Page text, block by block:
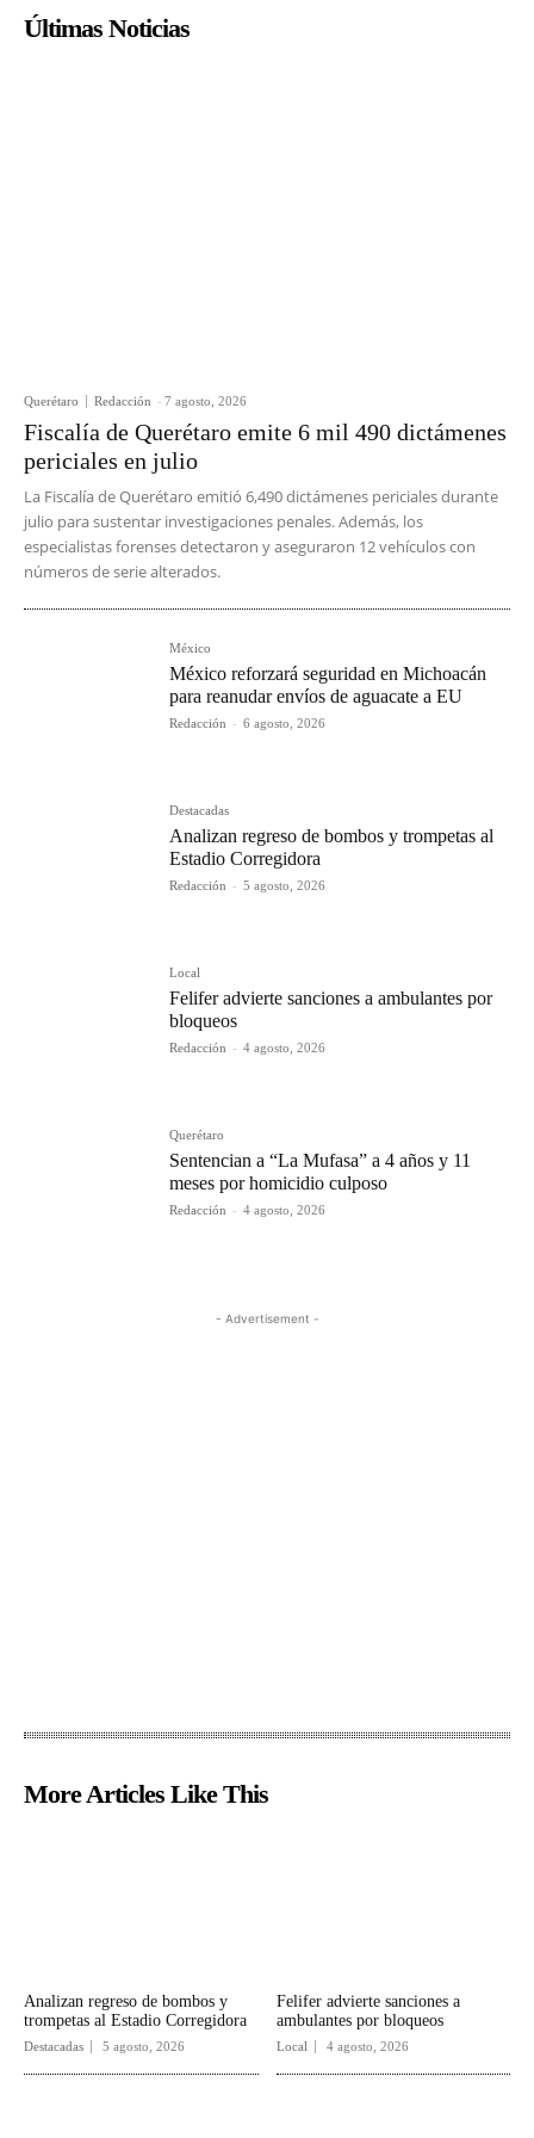
Últimas Noticias
Querétaro Redacción - 7 agosto, 2026
Fiscalía de Querétaro emite 6 mil 490 dictámenes
periciales en julio
La Fiscalía de Querétaro emitió 6,490 dictámenes periciales durante
julio para sustentar investigaciones penales. Además, los
especialistas forenses detectaron y aseguraron 12 vehículos con
números de serie alterados.
México
México reforzará seguridad en Michoacán
para reanudar envíos de aguacate a EU
Redacción - 6 agosto, 2026
Destacadas
Analizan regreso de bombos y trompetas al
Estadio Corregidora
Redacción - 5 agosto, 2026
Local
Felifer advierte sanciones a ambulantes por
bloqueos
Redacción - 4 agosto, 2026
Querétaro
Sentencian a “La Mufasa” a 4 años y 11
meses por homicidio culposo
Redacción - 4 agosto, 2026
- Advertisement -
More Articles Like This
Analizan regreso de bombos y
trompetas al Estadio Corregidora
Destacadas 5 agosto, 2026
Felifer advierte sanciones a
ambulantes por bloqueos
Local 4 agosto, 2026